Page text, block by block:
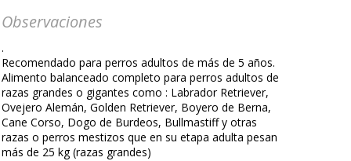
Observaciones
.
Recomendado para perros adultos de más de 5 años.
Alimento balanceado completo para perros adultos de
razas grandes o gigantes como : Labrador Retriever,
Ovejero Alemán, Golden Retriever, Boyero de Berna,
Cane Corso, Dogo de Burdeos, Bullmastiff y otras
razas o perros mestizos que en su etapa adulta pesan
más de 25 kg (razas grandes)